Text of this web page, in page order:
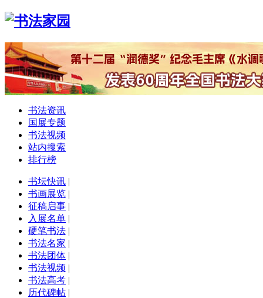
书法资讯
国展专题
书法视频
站内搜索
排行榜
书坛快讯 |
书画展览 |
征稿启事 |
入展名单 |
硬笔书法 |
书法名家 |
书法团体 |
书法视频 |
书法高考 |
历代碑帖 |